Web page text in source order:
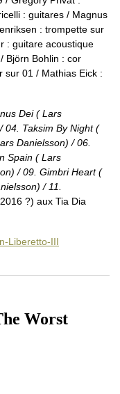
: guitares / Magnus
: trompette sur
: guitare acoustique
Björn Bohlin : cor
sur 01 / Mathias Eick :
Dei ( Lars
04. Taksim By Night (
Danielsson) / 06.
Spain ( Lars
/ 09. Gimbri Heart (
/ 11.
?) aux Tia Dia
Liberetto-III
Worst